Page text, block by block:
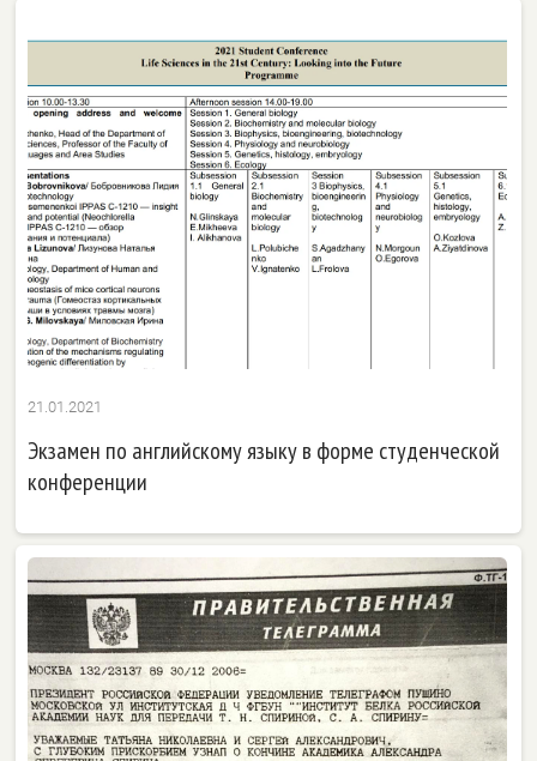
21.01.2021
Экзамен по английскому языку в форме студенческой
конференции